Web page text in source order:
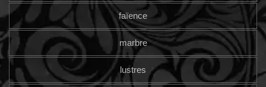
faïence
marbre
lustres